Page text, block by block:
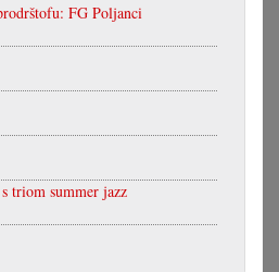
FG Poljanci
triom summer jazz